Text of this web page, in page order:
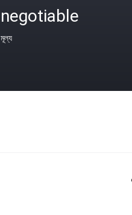
negotiable
মূল্য